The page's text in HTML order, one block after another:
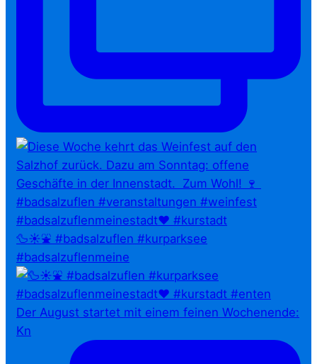
🦆☀️⛲ #badsalzuflen #kurparksee
#badsalzuflenmeine
Der August startet mit einem feinen Wochenende:
Kn